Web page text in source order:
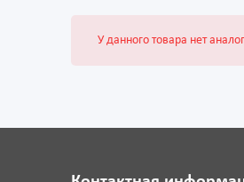
У данного товара нет